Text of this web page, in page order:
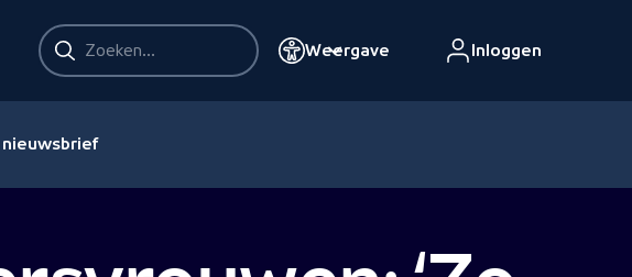
Zoeken
Zoeken
Weergave Inloggen
nieuwsbrief